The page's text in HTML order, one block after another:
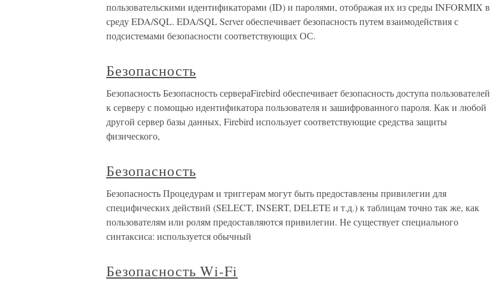
пользовательскими идентификаторами (ID) и паролями, отображая их из среды INFORMIX в
среду EDA/SQL. EDA/SQL Server обеспечивает безопасность путем взаимодействия с
подсистемами безопасности соответствующих ОС.
Безопасность
Безопасность Безопасность сервераFirebird обеспечивает безопасность доступа пользователей
к серверу с помощью идентификатора пользователя и зашифрованного пароля. Как и любой
другой сервер базы данных, Firebird использует соответствующие средства защиты
физического,
Безопасность
Безопасность Процедурам и триггерам могут быть предоставлены привилегии для
специфических действий (SELECT, INSERT, DELETE и т.д.) к таблицам точно так же, как
пользователям или ролям предоставляются привилегии. Не существует специального
синтаксиса: используется обычный
Безопасность Wi-Fi